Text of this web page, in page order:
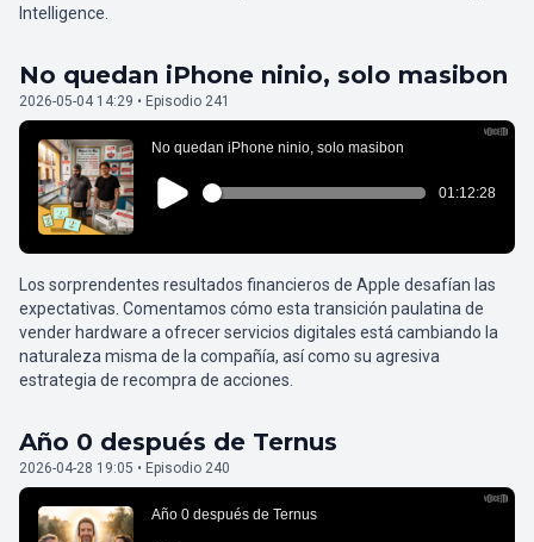
Intelligence.
No quedan iPhone ninio, solo masibon
2026-05-04 14:29 • Episodio 241
Los sorprendentes resultados financieros de Apple desafían las
expectativas. Comentamos cómo esta transición paulatina de
vender hardware a ofrecer servicios digitales está cambiando la
naturaleza misma de la compañía, así como su agresiva
estrategia de recompra de acciones.
Año 0 después de Ternus
2026-04-28 19:05 • Episodio 240